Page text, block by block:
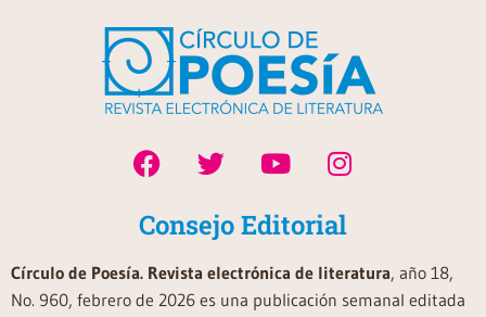
Consejo Editorial
Círculo de Poesía. Revista electrónica de literatura, año 18,
No. 960, febrero de 2026 es una publicación semanal editada